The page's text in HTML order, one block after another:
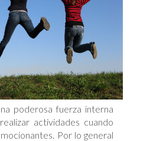
poderosa fuerza interna
actividades cuando
Por lo general